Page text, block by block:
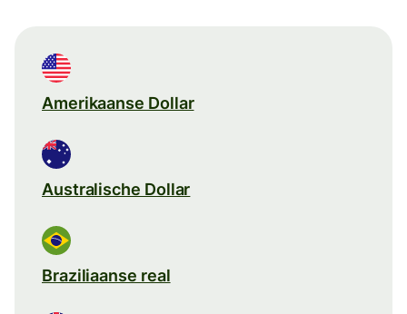
Amerikaanse Dollar
Australische Dollar
Braziliaanse real